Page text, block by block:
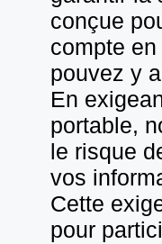
conçue
compte
pouvez y
En
portable,
le risque
vos
Cette
pour